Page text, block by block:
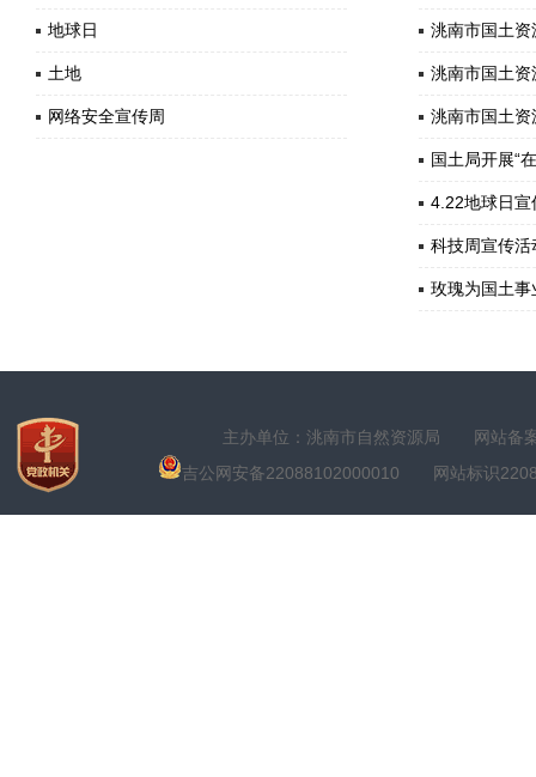
地球日
土地
网络安全宣传周
洮南市国土
洮南市国土
洮南市国土
国土局开展“
4.22地球日宣
科技周宣传活
玫瑰为国土
主办单位：洮南市自然资源局
网站备
吉公网安备22088102000010 网站标识